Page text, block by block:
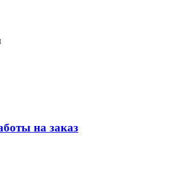
на заказ